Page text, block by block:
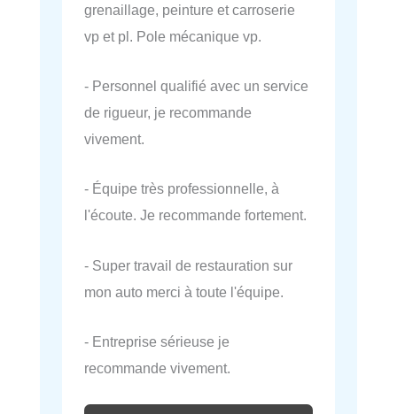
grenaillage, peinture et carroserie
vp et pl. Pole mécanique vp.
- Personnel qualifié avec un service
de rigueur, je recommande
vivement.
- Équipe très professionnelle, à
l'écoute. Je recommande fortement.
- Super travail de restauration sur
mon auto merci à toute l'équipe.
- Entreprise sérieuse je
recommande vivement.